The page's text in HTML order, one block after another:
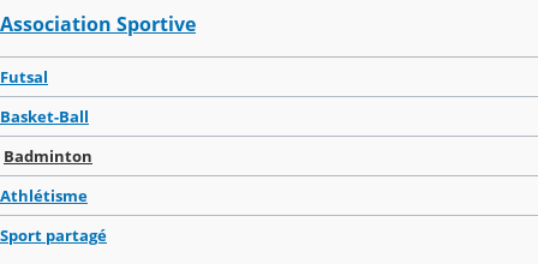
Association Sportive
Futsal
Basket-Ball
Badminton
Athlétisme
Sport partagé